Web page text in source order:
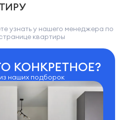
узнать у нашего менеджера по
квартиры
КОНКРЕТНОЕ?
наших подборок